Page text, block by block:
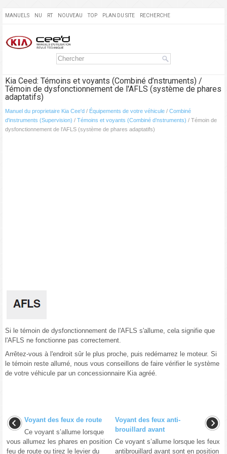
MANUELS NU RT NOUVEAU TOP PLAN DU SITE RECHERCHE
Kia Ceed: Témoins et voyants (Combiné d’nstruments) /
Témoin de dysfonctionnement de l'AFLS (système de phares
adaptatifs)
Manuel du proprietaire Kia Cee'd / Équipements de votre véhicule / Combiné
d'instruments (Supervision) / Témoins et voyants (Combiné d’nstruments) / Témoin de
dysfonctionnement de l'AFLS (système de phares adaptatifs)
Si le témoin de dysfonctionnement de l'AFLS s'allume, cela signifie que
l'AFLS ne fonctionne pas correctement.
Arrêtez-vous à l'endroit sûr le plus proche, puis redémarrez le moteur. Si
le témoin reste allumé, nous vous conseillons de faire vérifier le système
de votre véhicule par un concessionnaire Kia agréé.
Voyant des feux de route
Ce voyant s’allume lorsque
vous allumez les phares en position
feu de route ou tirez le levier du
Voyant des feux anti-
brouillard avant
Ce voyant s’allume lorsque les feux
antibrouillard avant sont en position